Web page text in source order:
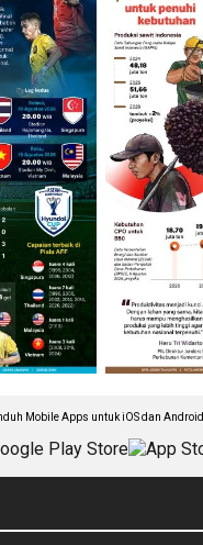
Mobile Apps untuk iOS dan Android